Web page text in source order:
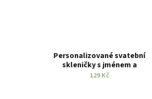
Personalizované svatební
skleničky s jménem a
prstýnky – Jmenovky pro
129 Kč